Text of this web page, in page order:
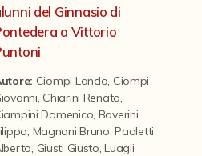
del Ginnasio di
a Vittorio
Ciompi Lando Ciompi
Chiarini Renato
Domenico Boverini
Magnani Bruno ,Paoletti
Giusti Giusto ,Luagli